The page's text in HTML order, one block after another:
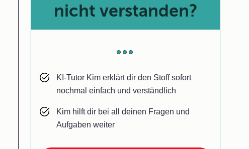
nicht verstanden?
KI-Tutor Kim erklärt dir den Stoff sofort
nochmal einfach und verständlich
Kim hilft dir bei all deinen Fragen und
Aufgaben weiter